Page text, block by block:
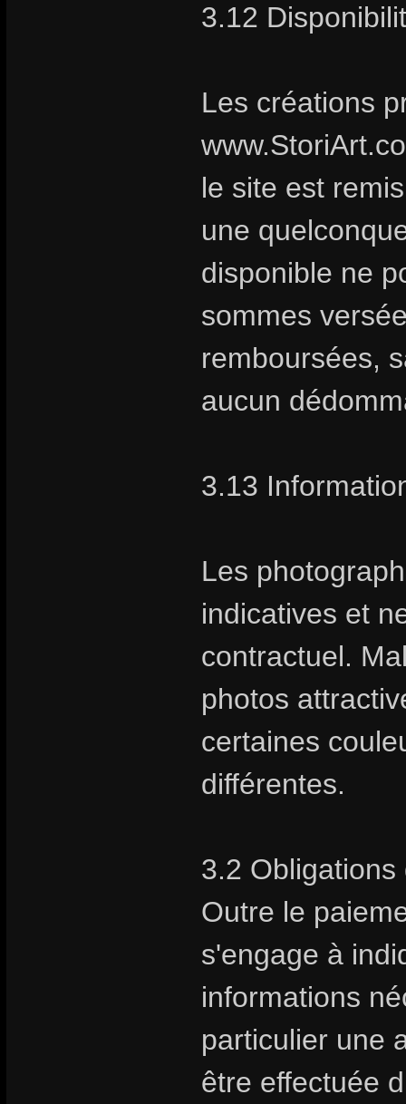
3.12
Les créations
le site est
une
disponible ne
sommes
remboursées,
aucun
3.13
Les
indicatives et
contractuel.
photos
certaines
différentes.
3.2
Outre le
s'engage à
informations
particulier une
être effectuée